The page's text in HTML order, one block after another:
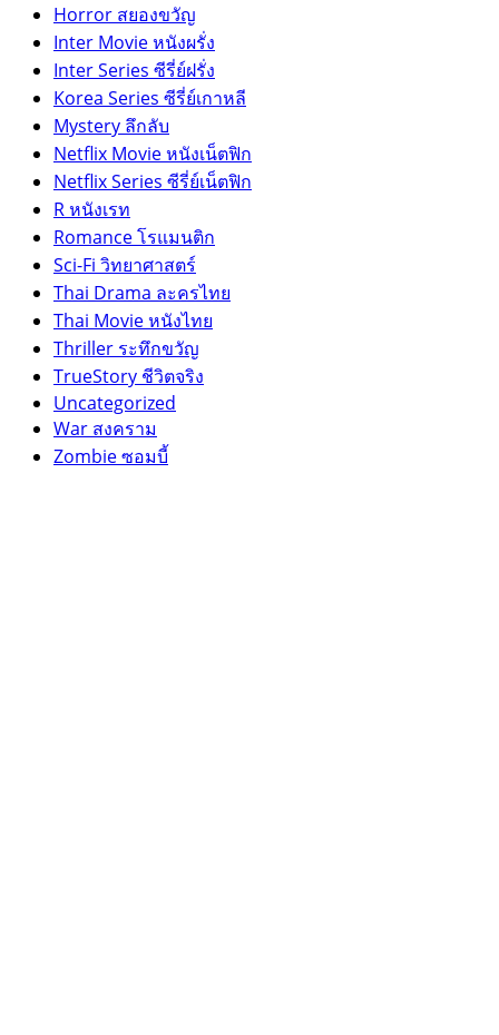
Horror สยองขวัญ
Inter Movie หนังผรั่ง
Inter Series ซีรี่ย์ฝรั่ง
Korea Series ซีรี่ย์เกาหลี
Mystery ลึกลับ
Netflix Movie หนังเน็ตฟิก
Netflix Series ซีรี่ย์เน็ตฟิก
R หนังเรท
Romance โรแมนติก
Sci-Fi วิทยาศาสตร์
Thai Drama ละครไทย
Thai Movie หนังไทย
Thriller ระทึกขวัญ
TrueStory ชีวิตจริง
Uncategorized
War สงคราม
Zombie ซอมบี้